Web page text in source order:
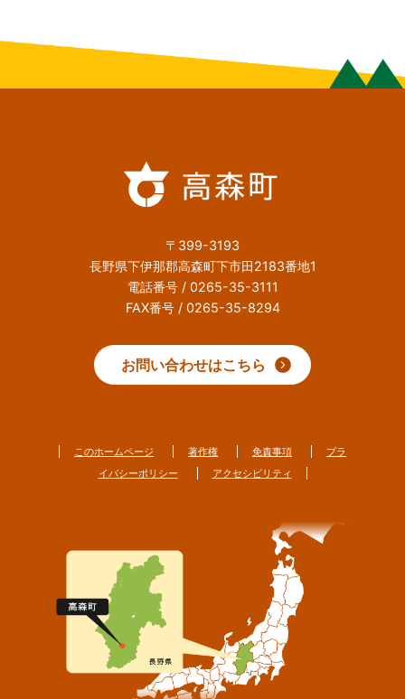
〒399-3193
長野県下伊那郡高森町下市田2183番地1
電話番号 / 0265-35-3111
FAX番号 / 0265-35-8294
お問い合わせはこちら
このホームページ 著作権 免責事項
プラ
イバシーポリシー
アクセシビリティ